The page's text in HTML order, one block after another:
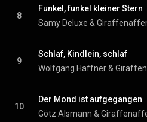
8
Funkel, funkel kleiner Stern
Samy Deluxe &
9
Schlaf, Kindlein, schlaf
Wolfgang Haffner &
10
Der Mond ist aufgegangen
Götz Alsmann &